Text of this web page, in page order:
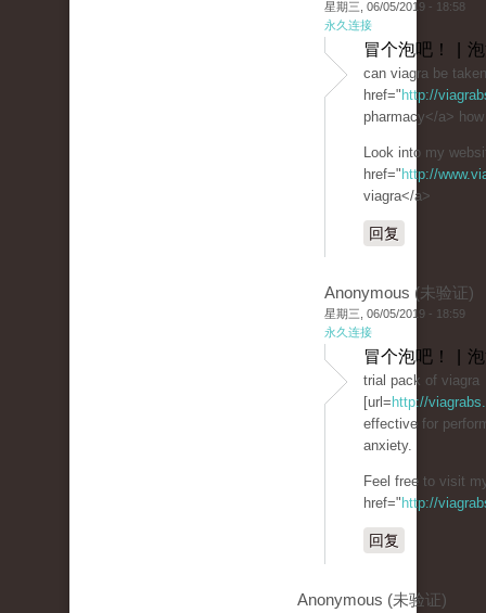
星期三, 06/05/2019 - 18:58
永久连接
冒个泡吧！ |
can viagra be
href=" http://
pharmacy</a>
Look into my
href=" http://
viagra</a>
回复
Anonymous (未验证)
星期三, 06/05/2019 - 18:59
永久连接
冒个泡吧！ |
trial pack of viagra
[url= http://
effective for
anxiety.
Feel free to visit
href=" http://
回复
Anonymous (未验证)